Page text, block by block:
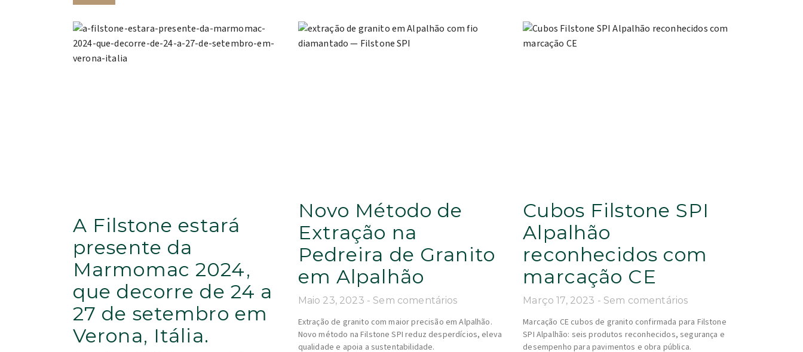
A Filstone estará
presente da
Marmomac 2024,
que decorre de 24 a
27 de setembro em
Verona, Itália.
Novo Método de
Extração na
Pedreira de Granito
em Alpalhão
Maio 23, 2023 Sem comentários
Extração de granito com maior precisão em Alpalhão.
Novo método na Filstone SPI reduz desperdícios, eleva
qualidade e apoia a sustentabilidade.
Cubos Filstone SPI
Alpalhão
reconhecidos com
marcação CE
Março 17, 2023 Sem comentários
Marcação CE cubos de granito confirmada para Filstone
SPI Alpalhão: seis produtos reconhecidos, segurança e
desempenho para pavimentos e obra pública.